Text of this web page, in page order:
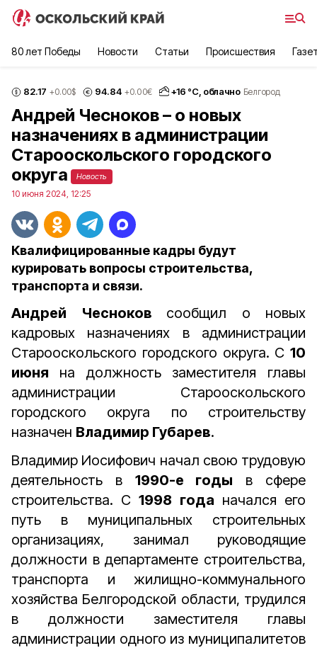
80 лет Победы Новости Статьи Происшествия
82.17 +0.00$ 94.84 +0.00€ +16 °С, облачно Белгород
Андрей Чесноков – о новых
назначениях в администрации
Старооскольского городского
округа
Новость
10 июня 2024, 12:25
Квалифицированные кадры будут
курировать вопросы строительства,
транспорта и связи.
Андрей Чесноков сообщил о новых
кадровых назначениях в администрации
Старооскольского городского округа. С 10
июня на должность заместителя главы
администрации Старооскольского
городского округа по строительству
назначен Владимир Губарев.
Владимир Иосифович начал свою трудовую
деятельность в 1990-е годы в сфере
строительства. С1998 года начался его
путь в муниципальных строительных
организациях, занимал руководящие
должности в департаменте строительства,
транспорта и жилищно-коммунального
хозяйства Белгородской области, трудился
в должности заместителя главы
администрации одного из муниципалитетов